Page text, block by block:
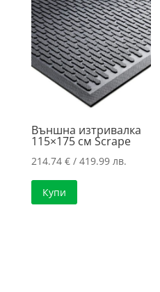
Външна изтривалка
115×175 см Scrape
214.74 €/ 419.99 лв.
Купи